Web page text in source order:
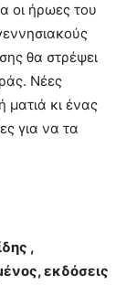
οι ήρωες του
θα στρέψει
Νέες
ματιά κι ένας
για να τα
,
εκδόσεις